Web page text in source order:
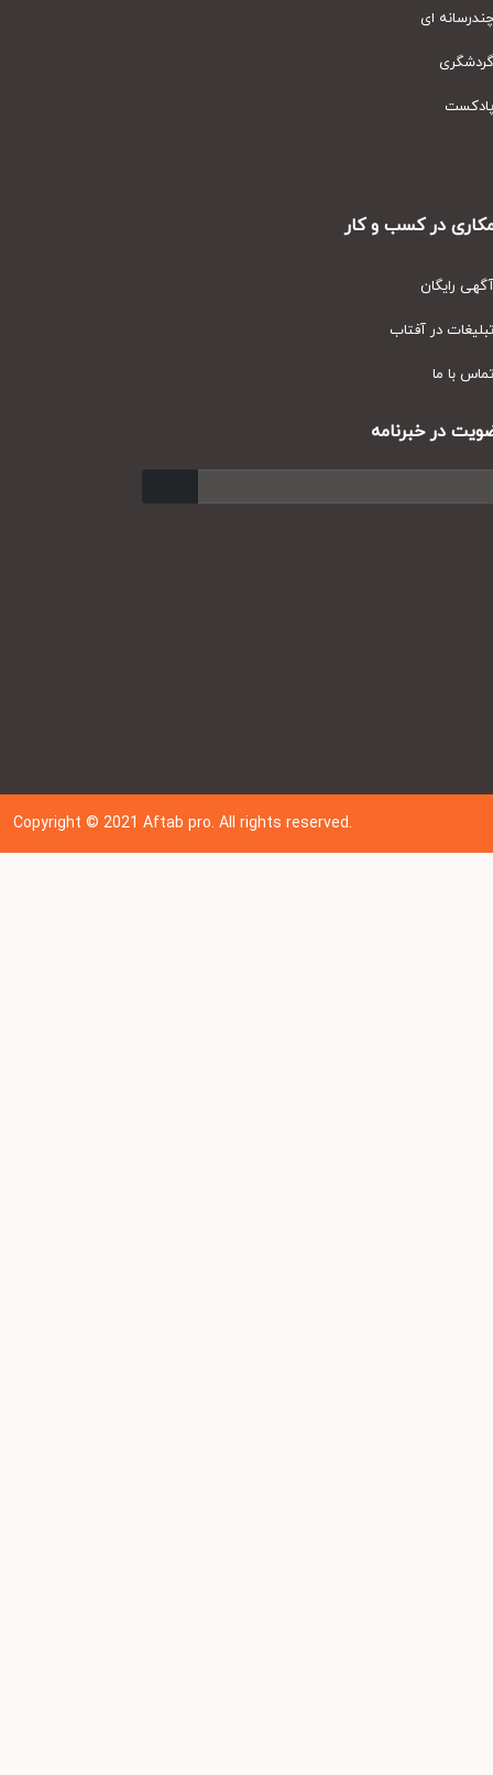
ای
در کسب و کار
رایگان
در آفتاب
با ما
در خبرنامه
Copyright © 202 1Aftab pro. All rights reserved.